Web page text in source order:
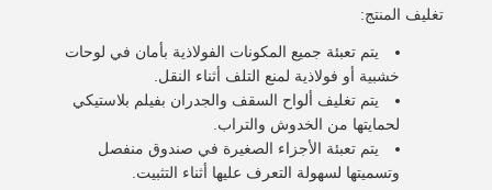
تغليف المنتج:
يتم تعبئة جميع المكونات الفولاذية بأمان في لوحات
خشبية أو فولاذية لمنع التلف أثناء النقل.
يتم تغليف ألواح السقف والجدران بفيلم بلاستيكي
لحمايتها من الخدوش والتراب.
يتم تعبئة الأجزاء الصغيرة في صندوق منفصل
وتسميتها لسهولة التعرف عليها أثناء التثبيت.